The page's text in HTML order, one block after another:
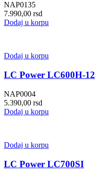
NAP0135
7.990,00 rsd
Dodaj u korpu
Dodaj u korpu
LC Power LC600H-12
NAP0004
5.390,00 rsd
Dodaj u korpu
Dodaj u korpu
LC Power LC700SI